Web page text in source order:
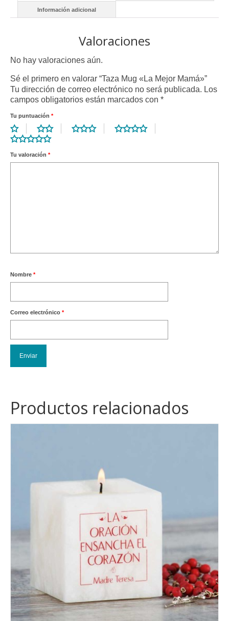
Información adicional
Valoraciones
No hay valoraciones aún.
Sé el primero en valorar “Taza Mug «La Mejor Mamá»”
Tu dirección de correo electrónico no será publicada. Los
campos obligatorios están marcados con *
Tu puntuación *
Tu valoración *
Nombre *
Correo electrónico *
Productos relacionados